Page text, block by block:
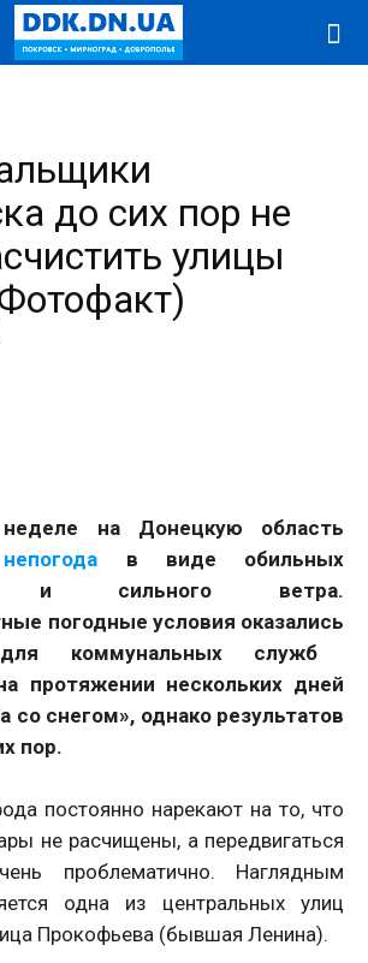
до сих пор не
улицы
на Донецкую область
непогода в виде обильных
и сильного ветра.
погодные условия оказались
коммунальных служб
протяжении нескольких дней
со снегом», однако результатов
пор.
постоянно нарекают на то, что
не расчищены, а передвигаться
проблематично. Наглядным
одна из центральных улиц
Прокофьева (бывшая Ленина).